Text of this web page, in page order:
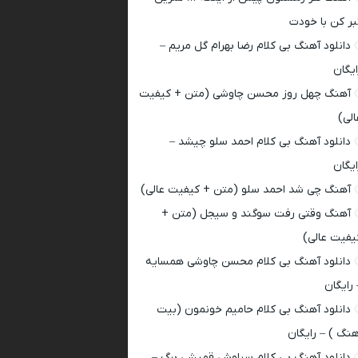
کن با خودت
دانلود آهنگ بی کلام رضا بهرام گل مریم –
آهنگ چهل روز محسن چاوشی (متن + کیفیت
دانلود آهنگ بی کلام احمد سلو چیشد –
آهنگ چی شد احمد سلو (متن + کیفیت عالی)
آهنگ وقتی رفت سوگند و سیجل (متن +
عالی)
دانلود آهنگ بی کلام محسن چاوشی همسایه
رایگان
دانلود آهنگ بی کلام حامیم خونمون (بیت
) – رایگان